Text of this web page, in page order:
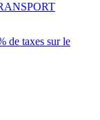
de taxes sur le